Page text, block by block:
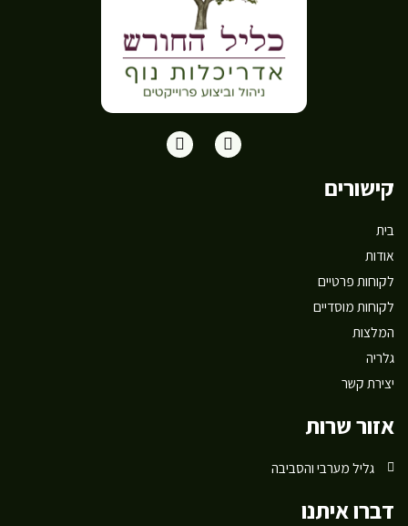
קישורים
בית
אודות
לקוחות פרטיים
לקוחות מוסדיים
המלצות
גלריה
יצירת קשר
אזור שרות
גליל מערבי והסביבה
דברו איתנו